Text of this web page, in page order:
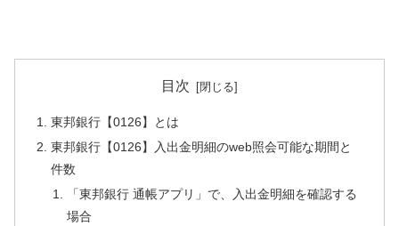
目次
東邦銀行【0126】とは
東邦銀行【0126】入出金明細のweb照会可能な期間と
件数
「東邦銀行 通帳アプリ」で、入出金明細を確認する
場合